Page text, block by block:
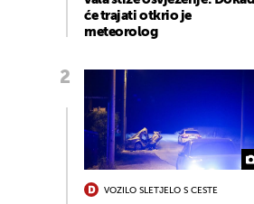
će trajati otkrio je
meteorolog
VOZILO SLETJELO S CESTE